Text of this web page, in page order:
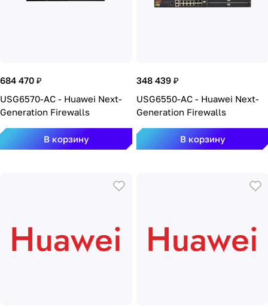
684 470 ₽
USG6570-AC - Huawei Next-
Generation Firewalls
В корзину
348 439 ₽
USG6550-AC - Huawei Next-
Generation Firewalls
В корзину